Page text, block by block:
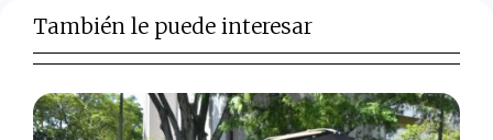
También le puede interesar